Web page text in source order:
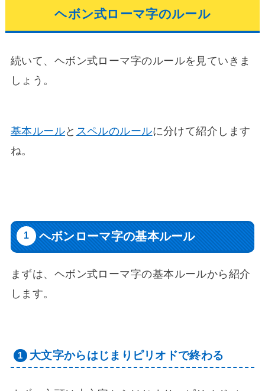
ヘボン式ローマ字のルール
続いて、ヘボン式ローマ字のルールを見ていきま
しょう。
基本ルールと スペルのルールに分けて紹介します
ね。
ヘボンローマ字の基本ルール
まずは、ヘボン式ローマ字の基本ルールから紹介
します。
大文字からはじまりピリオドで終わる